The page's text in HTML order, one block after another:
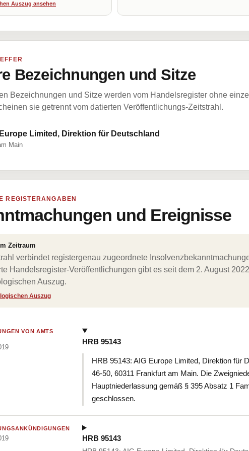
Auszug ansehen
Bezeichnungen und Sitze
Bezeichnungen und Sitze werden vom Handelsregister ohne
sie getrennt vom datierten Veröffentlichungs-Zeitstrahl.
Limited, Direktion für Deutschland
Main
REGISTERANGABEN
und Ereignisse
Zeitraum
verbindet registergenau zugeordnete
Handelsregister-Veröffentlichungen gibt es seit dem 2. August
Auszug.
Auszug
VON AMTS
HRB 95143
HRB 95143: AIG Europe Limited, Direktion für
46-50, 60311 Frankfurt am Main. Die
Hauptniederlassung gemäß § 395 Absatz 1
geschlossen.
HRB 95143